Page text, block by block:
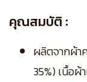
คุณสมบัติ :
ผลิตจากผ้า
35%) เนื้อผ้